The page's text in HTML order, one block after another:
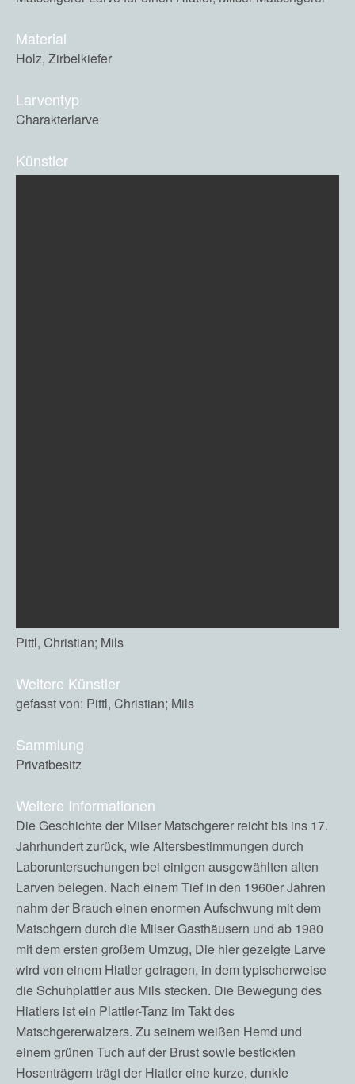
Material
Holz, Zirbelkiefer
Larventyp
Charakterlarve
Künstler
Pittl, Christian; Mils
Weitere Künstler
gefasst von: Pittl, Christian; Mils
Sammlung
Privatbesitz
Weitere Informationen
Die Geschichte der Milser Matschgerer reicht bis ins 17.
Jahrhundert zurück, wie Altersbestimmungen durch
Laboruntersuchungen bei einigen ausgewählten alten
Larven belegen. Nach einem Tief in den 1960er Jahren
nahm der Brauch einen enormen Aufschwung mit dem
Matschgern durch die Milser Gasthäusern und ab 1980
mit dem ersten großem Umzug, Die hier gezeigte Larve
wird von einem Hiatler getragen, in dem typischerweise
die Schuhplattler aus Mils stecken. Die Bewegung des
Hiatlers ist ein Plattler-Tanz im Takt des
Matschgererwalzers. Zu seinem weißen Hemd und
einem grünen Tuch auf der Brust sowie bestickten
Hosenträgern trägt der Hiatler eine kurze, dunkle